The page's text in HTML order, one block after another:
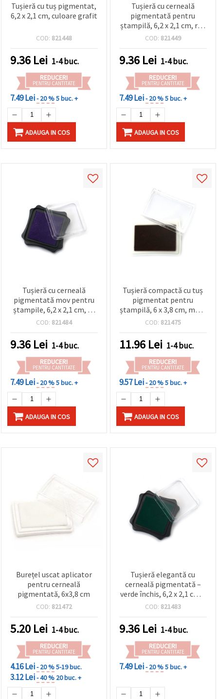
Tușieră cu tuș pigmentat,
6,2 x 2,1 cm, culoare grafit
COD: 821448
9.36 Lei 1-4 buc.
REDUCERI
PENTRU CANTITATE
7.49 Lei- 20 %5 buc. +
ADAUGA IN COS
Tușieră cu cerneală
pigmentată pentru
ștampilă, 6,2 x 2,1 cm, roz
electric
COD: 821449
9.36 Lei 1-4 buc.
REDUCERI
PENTRU CANTITATE
7.49 Lei- 20 %5 buc. +
ADAUGA IN COS
Tușieră cu cerneală
pigmentată mov pentru
ștampile, 6,2 x 2,1 cm, cu
capac transparent –
cardmaking și proiecte
DIY/craft
COD: 821484
9.36 Lei 1-4 buc.
REDUCERI
PENTRU CANTITATE
7.49 Lei- 20 %5 buc. +
ADAUGA IN COS
Tușieră compactă cu tuș
pigmentat pentru
ștampilă, 6 x 3,8 cm, maro
închis, capac transparent
COD: 821475
11.96 Lei 1-4 buc.
REDUCERI
PENTRU CANTITATE
9.57 Lei- 20 %5 buc. +
ADAUGA IN COS
Burețel uscat aplicator
pentru cerneală
pigmentată, 6x3,8 cm
COD: 821472
5.20 Lei 1-4 buc.
REDUCERI
PENTRU CANTITATE
4.16 Lei- 20 %5-19 buc.
3.12 Lei- 40 % 20 buc. +
Tușieră elegantă cu
cerneală pigmentată –
verde închis, 6,2 x 2,1 cm –
ideală pentru ștampilare,
DIY creative
COD: 821483
9.36 Lei 1-4 buc.
REDUCERI
PENTRU CANTITATE
7.49 Lei- 20 %5 buc. +